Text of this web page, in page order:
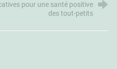
pour une santé positive
des tout-petits